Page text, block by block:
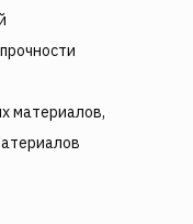
материалов,